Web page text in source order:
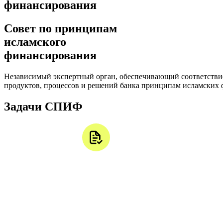
финансирования
Совет по принципам
исламского
финансирования
Независимый экспертный орган, обеспечивающий
продуктов, процессов и решений банка принципам исламских
Задачи СПИФ